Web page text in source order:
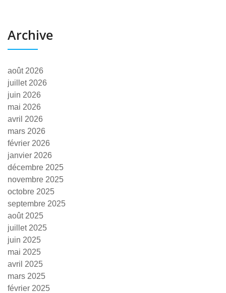
Archive
août 2026
juillet 2026
juin 2026
mai 2026
avril 2026
mars 2026
février 2026
janvier 2026
décembre 2025
novembre 2025
octobre 2025
septembre 2025
août 2025
juillet 2025
juin 2025
mai 2025
avril 2025
mars 2025
février 2025